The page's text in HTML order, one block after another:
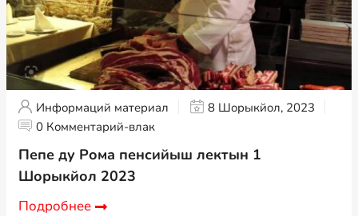
Информаций материал
8 Шорыкйол, 2023
0 Комментарий-влак
Пепе ду Рома пенсийыш лектын 1
Шорыкйол 2023
Подробнее